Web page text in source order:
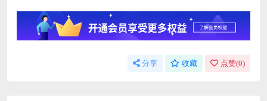
分享 收藏 点赞(0)